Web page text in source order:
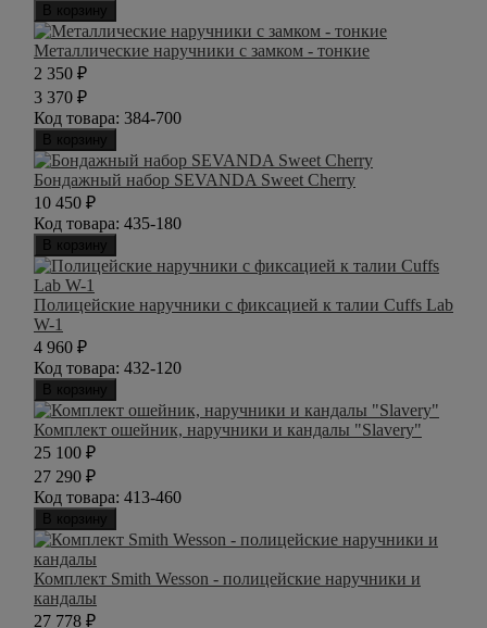
В корзину
Металлические наручники с замком - тонкие
2 350 ₽
3 370 ₽
Код товара: 384-700
В корзину
Бондажный набор SEVANDA Sweet Cherry
10 450 ₽
Код товара: 435-180
В корзину
Полицейские наручники с фиксацией к талии Cuffs Lab
W-1
4 960 ₽
Код товара: 432-120
В корзину
Комплект ошейник, наручники и кандалы "Slavery"
25 100 ₽
27 290 ₽
Код товара: 413-460
В корзину
Комплект Smith Wesson - полицейские наручники и
кандалы
27 778 ₽